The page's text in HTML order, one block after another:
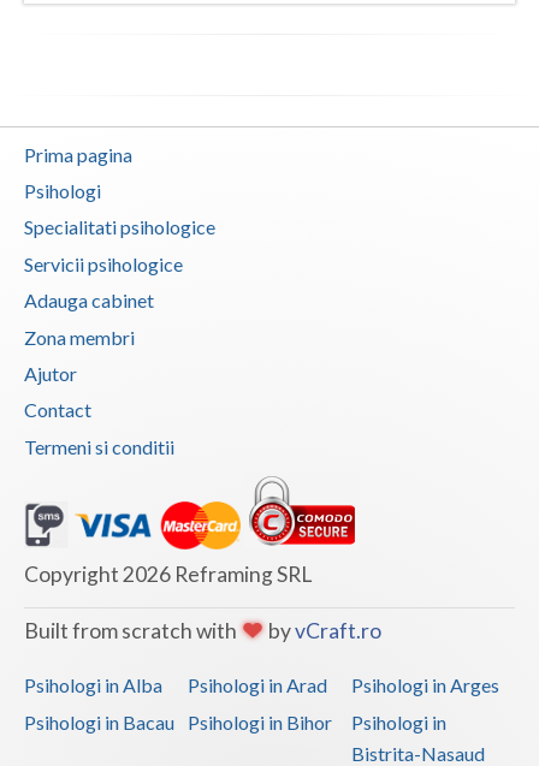
Prima pagina
Psihologi
Specialitati psihologice
Servicii psihologice
Adauga cabinet
Zona membri
Ajutor
Contact
Termeni si conditii
Copyright 2026 Reframing SRL
Built from scratch with byvCraft.ro
Psihologi in Alba Psihologi in Arad
Psihologi in Arges
Psihologi in Bacau
Psihologi in Bihor
Psihologi in
Bistrita-Nasaud